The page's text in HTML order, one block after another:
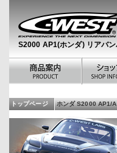
S2000 AP1(ホンダ) リアバ
トップページ ホンダ S2000 AP1/